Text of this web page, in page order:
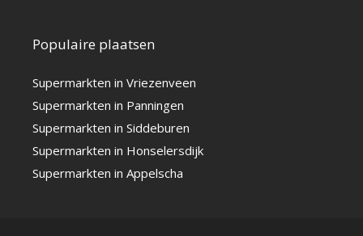
Populaire plaatsen
Supermarkten in Vriezenveen
Supermarkten in Panningen
Supermarkten in Siddeburen
Supermarkten in Honselersdijk
Supermarkten in Appelscha